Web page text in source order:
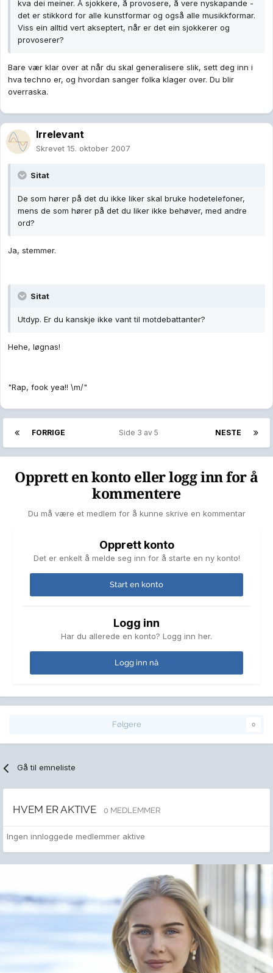
kva dei meiner. Å sjokkere, å provosere, å vere nyskapande -
det er stikkord for alle kunstformar og også alle musikkformar.
Viss ein alltid vert akseptert, når er det ein sjokkerer og
provoserer?
Bare vær klar over at når du skal generalisere slik, sett deg inn i
hva techno er, og hvordan sanger folka klager over. Du blir
overraska.
Irrelevant
Skrevet 15. oktober 2007
Sitat
De som hører på det du ikke liker skal bruke hodetelefoner,
mens de som hører på det du liker ikke behøver, med andre
ord?
Ja, stemmer.
Sitat
Utdyp. Er du kanskje ikke vant til motdebattanter?
Hehe, løgnas!
"Rap, fook yea!! \m/"
FORRIGE NESTE
Side 3 av 5
Opprett en konto eller logg inn for å
kommentere
Du må være et medlem for å kunne skrive en kommentar
Opprett konto
Det er enkelt å melde seg inn for å starte en ny konto!
Start en konto
Logg inn
Har du allerede en konto? Logg inn her.
Logg inn nå
Følgere 0
Gå til emneliste
HVEM ER AKTIVE 0 MEDLEMMER
Ingen innloggede medlemmer aktive